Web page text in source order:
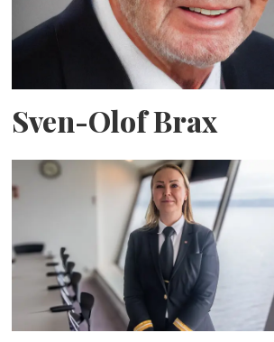
Sven-Olof Brax